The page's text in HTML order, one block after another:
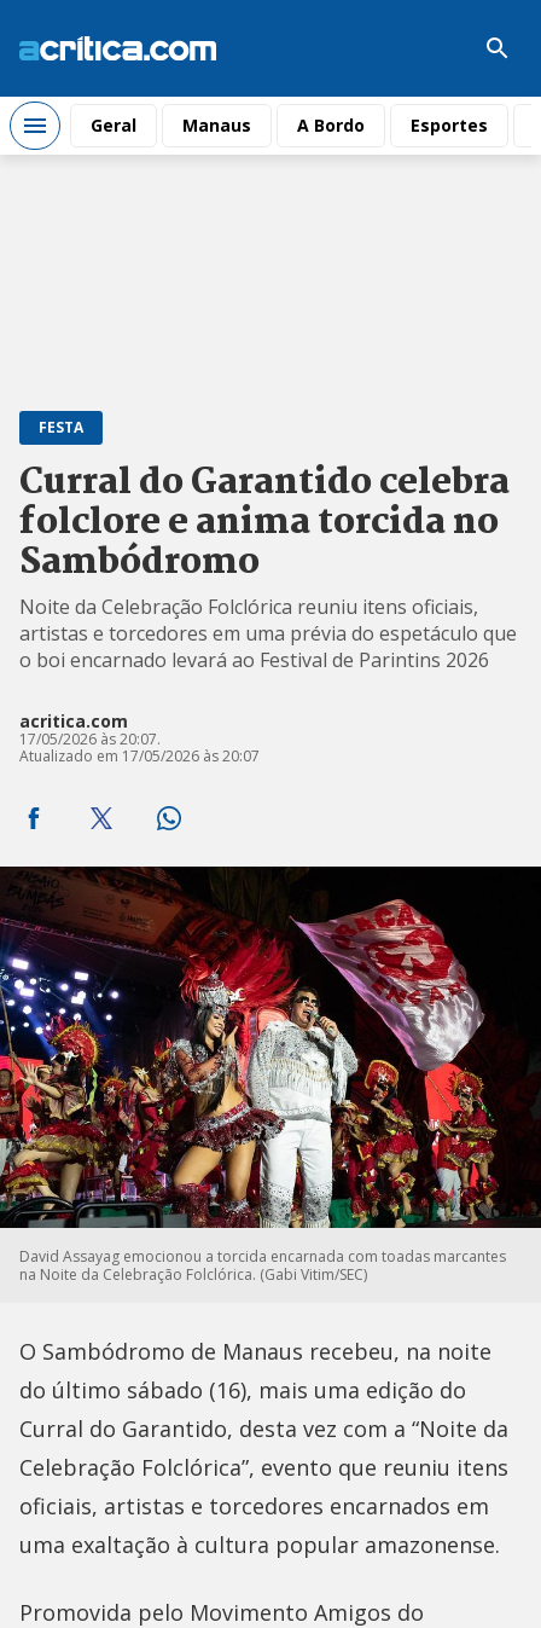
Geral Manaus A Bordo Esportes
FESTA
Curral do Garantido celebra
folclore e anima torcida no
Sambódromo
Noite da Celebração Folclórica reuniu itens oficiais,
artistas e torcedores em uma prévia do espetáculo que
o boi encarnado levará ao Festival de Parintins 2026
acritica.com
17/05/2026 às 20:07.
Atualizado em 17/05/2026 às 20:07
David Assayag emocionou a torcida encarnada com toadas marcantes
na Noite da Celebração Folclórica. (Gabi Vitim/SEC)
O Sambódromo de Manaus recebeu, na noite
do último sábado (16), mais uma edição do
Curral do Garantido, desta vez com a “Noite da
Celebração Folclórica”, evento que reuniu itens
oficiais, artistas e torcedores encarnados em
uma exaltação à cultura popular amazonense.
Promovida pelo Movimento Amigos do